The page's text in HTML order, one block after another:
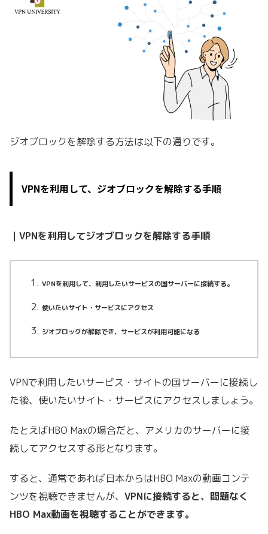
ジオブロックを解除する方法は以下の通りです。
VPNを利用して、ジオブロックを解除する手順
｜VPNを利用してジオブロックを解除する手順
VPNを利用して、利用したいサービスの国サーバーに接続する。
使いたいサイト・サービスにアクセス
ジオブロックが解除でき、サービスが利用可能になる
VPNで利用したいサービス・サイトの国サーバーに接続し
た後、使いたいサイト・サービスにアクセスしましょう。
たとえばHBO Maxの場合だと、アメリカのサーバーに接
続してアクセスする形となります。
すると、通常であれば日本からはHBO Maxの動画コンテ
ンツを視聴できませんが、 VPNに接続すると、問題なく
HBO Max動画を視聴することができます。